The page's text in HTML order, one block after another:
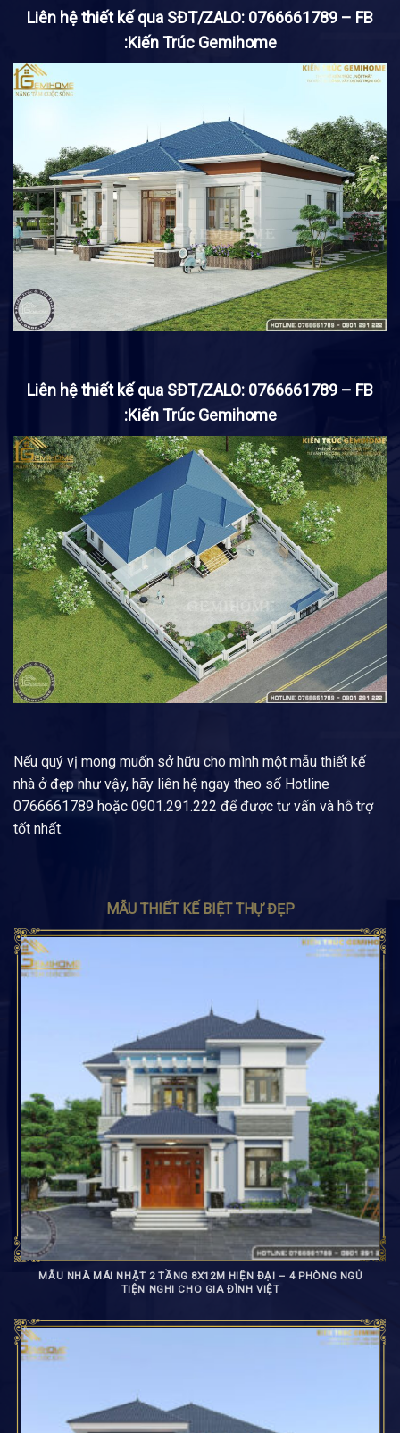
MẪU THIẾT KẾ BIỆT THỰ ĐẸP
MẪU NHÀ MÁI NHẬT 2 TẦNG 8X12M HIỆN ĐẠI – 4 PHÒNG NGỦ
TIỆN NGHI CHO GIA ĐÌNH VIỆT
Liên hệ thiết kế qua SĐT/ZALO: 0766661789 – FB
:Kiến Trúc Gemihome
Liên hệ thiết kế qua SĐT/ZALO: 0766661789 – FB
:Kiến Trúc Gemihome
Nếu quý vị mong muốn sở hữu cho mình một mẫu thiết kế
nhà ở đẹp như vậy, hãy liên hệ ngay theo số Hotline
0766661789 hoặc 0901.291.222 để được tư vấn và hỗ trợ
tốt nhất.